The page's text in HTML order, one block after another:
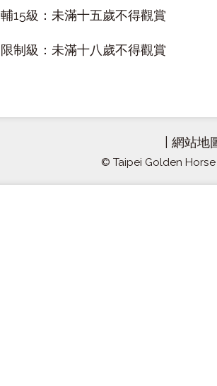
輔15級：未滿十五歲不得觀賞
限制級：未滿十八歲不得觀賞
網站地
© Taipei Golden